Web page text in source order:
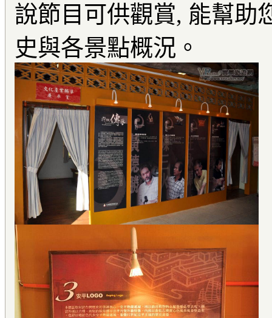
說節目可供觀賞, 能幫助
史與各景點概況。